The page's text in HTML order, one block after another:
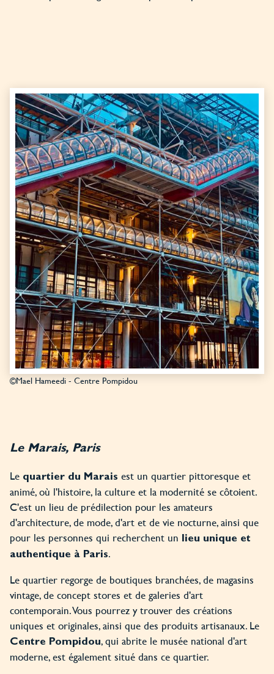
©Mael Hameedi - Centre Pompidou
Le Marais, Paris
Le quartier du Marais est un quartier pittoresque et
animé, où l'histoire, la culture et la modernité se côtoient.
C'est un lieu de prédilection pour les amateurs
d'architecture, de mode, d'art et de vie nocturne, ainsi que
pour les personnes qui recherchent un lieu unique et
authentique à Paris.
Le quartier regorge de boutiques branchées, de magasins
vintage, de concept stores et de galeries d'art
contemporain. Vous pourrez y trouver des créations
uniques et originales, ainsi que des produits artisanaux. Le
Centre Pompidou, qui abrite le musée national d'art
moderne, est également situé dans ce quartier.